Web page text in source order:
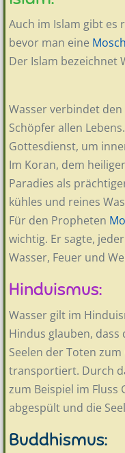
Auch im Islam gibt es
bevor man eine
Der Islam bezeichnet
Wasser verbindet
Schöpfer allen
Gottesdienst, um
Im Koran, dem
Paradies als
kühles und reines
Für den Propheten
wichtig. Er sagte,
Wasser, Feuer und
Hinduismus:
Wasser gilt im
Hindus glauben, dass
Seelen der Toten
transportiert. Durch
zum Beispiel im Fluss
abgespült und die
Buddhismus: